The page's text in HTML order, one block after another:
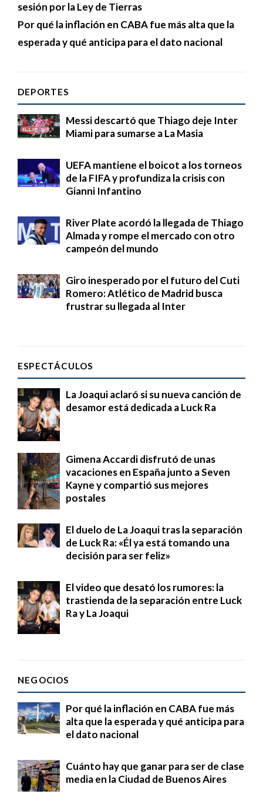
sesión por la Ley de Tierras
Por qué la inflación en CABA fue más alta que la
esperada y qué anticipa para el dato nacional
DEPORTES
Messi descartó que Thiago deje Inter
Miami para sumarse a La Masia
UEFA mantiene el boicot a los torneos
de la FIFA y profundiza la crisis con
Gianni Infantino
River Plate acordó la llegada de Thiago
Almada y rompe el mercado con otro
campeón del mundo
Giro inesperado por el futuro del Cuti
Romero: Atlético de Madrid busca
frustrar su llegada al Inter
ESPECTÁCULOS
La Joaqui aclaró si su nueva canción de
desamor está dedicada a Luck Ra
Gimena Accardi disfrutó de unas
vacaciones en España junto a Seven
Kayne y compartió sus mejores
postales
El duelo de La Joaqui tras la separación
de Luck Ra: «Él ya está tomando una
decisión para ser feliz»
El video que desató los rumores: la
trastienda de la separación entre Luck
Ra y La Joaqui
NEGOCIOS
Por qué la inflación en CABA fue más
alta que la esperada y qué anticipa para
el dato nacional
Cuánto hay que ganar para ser de clase
media en la Ciudad de Buenos Aires